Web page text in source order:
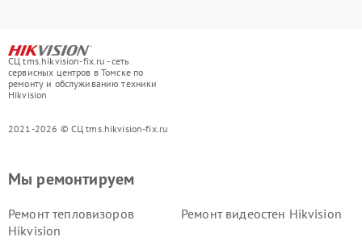
СЦ tms.hikvision-fix.ru - сеть
сервисных центров в Томске по
ремонту и обслуживанию техники
Hikvision
2021-2026 © СЦ tms.hikvision-fix.ru
Мы ремонтируем
Ремонт тепловизоров
Hikvision
Ремонт видеостен Hikvision